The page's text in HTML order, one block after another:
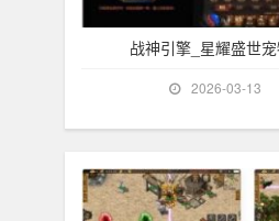
战神引擎_星耀盛世
2026-03-13